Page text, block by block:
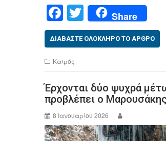
F
a
c
e
b
o
o
k
T
wi
tt
Share
ΔΙΑΒΆΣΤΕ ΟΛΌΚΛΗΡΟ ΤΟ ΆΡΘΡΟ
Καιρός
Έρχονται δύο ψυχρά
προβλέπει ο
8 Ιανουαρίου 2026